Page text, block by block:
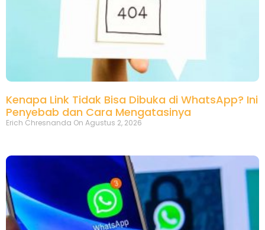
Kenapa Link Tidak Bisa Dibuka di WhatsApp? Ini
Penyebab dan Cara Mengatasinya
Erich Chresnanda Agustus 2, 2026